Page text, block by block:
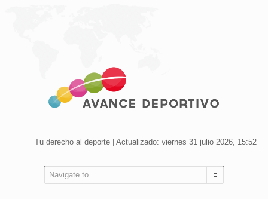
Tu derecho al deporte | Actualizado: viernes 31 julio 2026, 15:52
Navigate to...